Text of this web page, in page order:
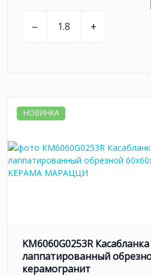
– +
НОВИНКА
KM6060G0253R
лаппатированный
керамогранит